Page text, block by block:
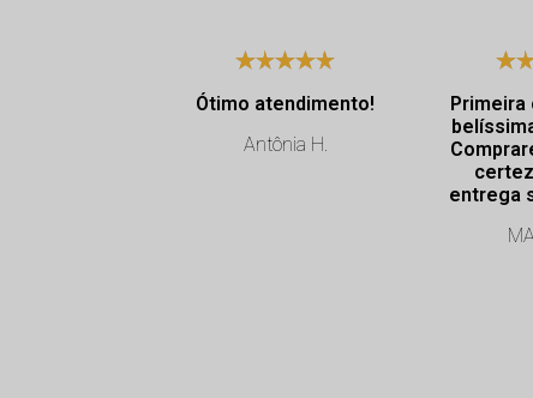
Ótimo atendimento!
Antônia H.
Primeira
entrega